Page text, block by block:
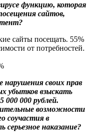
функцию, которая
сайтов,
сайты посещать. 55%
от потребностей.
нарушения своих прав
убытков взыскать
000 000 рублей.
возможности
соучастия в
серьезное наказание?